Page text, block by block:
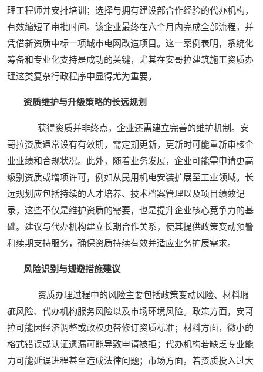
理工程师并安排培训；选择与拥有建设部合作经验的代办机构，
有效缩短了审批时间。该企业最终在六个月内完成全部流程，并
凭借新资质中标一项城市电网改造项目。这一案例表明，系统化
筹备和专业化支持是成功的关键，尤其在安哥拉建筑施工资质办
理这类复杂行政程序中显得尤为重要。
资质维护与升级策略的长远规划
获得资质并非终点，企业还需建立完善的维护机制。安
哥拉资质通常设有有效期，需定期更新，更新时可能重新审核企
业业绩和合规状况。此外，随着业务发展，企业可能需申请更高
级别资质或增项许可，例如从民用机电安装扩展至工业领域。长
远规划应包括持续的人才培养、技术档案管理以及项目绩效记
录，这些不仅是维护资质的需要，也是提升企业核心竞争力的基
础。建议与代办机构建立长期合作关系，使其提供政策变动预警
和续期支持服务，确保资质持续有效并适应业务扩展需求。
风险识别与规避措施建议
资质办理过程中的风险主要包括政策变动风险、材料瑕
疵风险、代办机构服务风险以及市场环境风险。政策方面，安哥
拉可能因经济调整或政权更替修订资质标准；材料方面，微小的
格式错误或认证遗漏可能导致申请被拒；代办机构若缺乏专业能
力可能延误进程甚至造成法律问题；市场方面，若资质投入过大